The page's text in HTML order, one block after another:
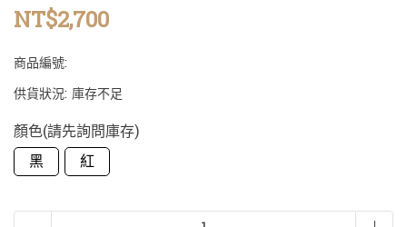
NT$2,700
商品編號:
供貨狀況: 庫存不足
顏色(請先詢問庫存)
黑
紅